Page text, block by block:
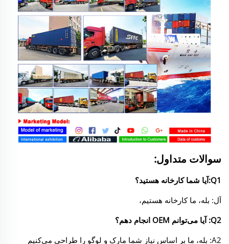
سوالات متداول:
Q1:آیا شما کارخانه هستید؟
آل: بله، ما کارخانه هستیم،
Q2: آیا می‌توانم OEM انجام دهم؟
A2: بله، ما بر اساس نیاز شما مارک و لوگو را طراحی می‌کنیم